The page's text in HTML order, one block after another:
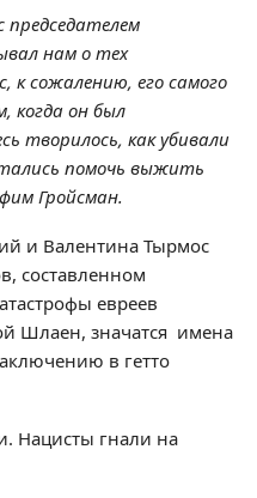
нам о тех
к сожалению, его самого
когда он был
творилось, как убивали
помочь выжить
Гройсман.
и Валентина Тырмос
составленном
евреев
Шлаен, значатся имена
в гетто
Нацисты гнали на